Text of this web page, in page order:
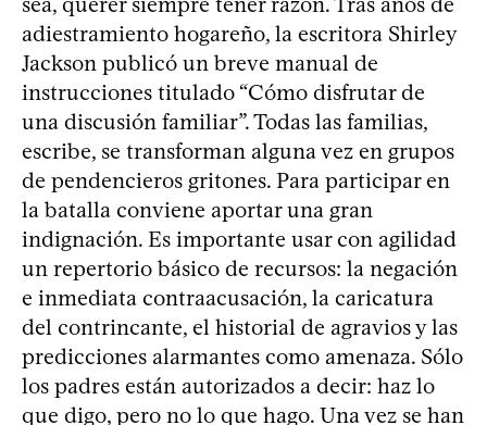
adiestramiento hogareño, la escritora Shirley
Jackson publicó un breve manual de
instrucciones titulado “Cómo disfrutar de
una discusión familiar”. Todas las familias,
escribe, se transforman alguna vez en grupos
de pendencieros gritones. Para participar en
la batalla conviene aportar una gran
indignación. Es importante usar con agilidad
un repertorio básico de recursos: la negación
e inmediata contraacusación, la caricatura
del contrincante, el historial de agravios y las
predicciones alarmantes como amenaza. Sólo
los padres están autorizados a decir: haz lo
que digo, pero no lo que hago. Una vez se han